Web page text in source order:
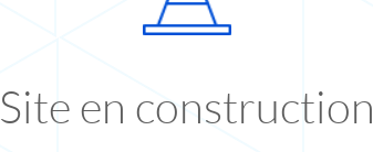
Site en construction